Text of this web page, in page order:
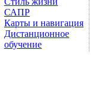
САПР
Карты и навигация
Дистанционное
обучение